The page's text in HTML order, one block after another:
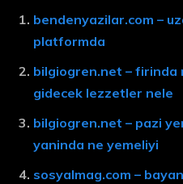
bendenyazilar.com –
platformda
bilgiogren.net – firinda
gidecek lezzetler nele
bilgiogren.net – pazi
yaninda ne yemeliyi
sosyalmag.com –